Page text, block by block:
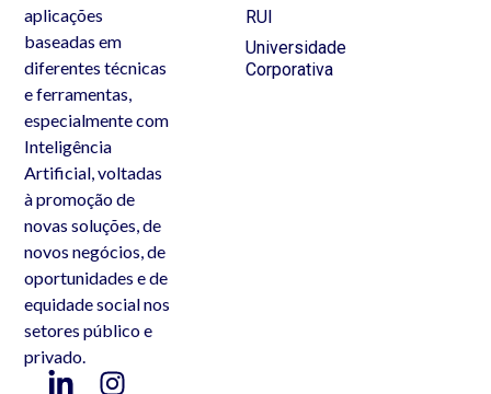
aplicações
baseadas em
diferentes técnicas
e ferramentas,
especialmente com
Inteligência
Artificial, voltadas
à promoção de
novas soluções, de
novos negócios, de
oportunidades e de
equidade social nos
setores público e
privado.
RUI
Universidade
Corporativa